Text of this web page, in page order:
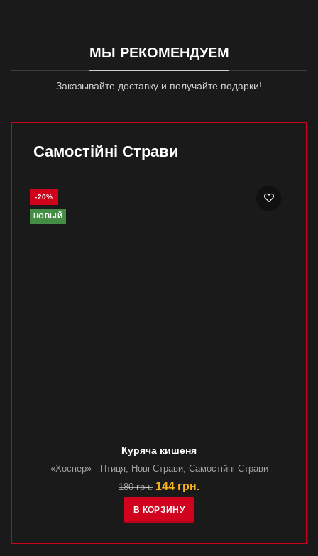
МЫ РЕКОМЕНДУЕМ
Заказывайте доставку и получайте подарки!
Самостійні Страви
-20%
НОВЫЙ
Куряча кишеня
«Хоспер» - Птиця Новi Страви, Самостійні Страви
180грн. 144 грн.
В КОРЗИНУ